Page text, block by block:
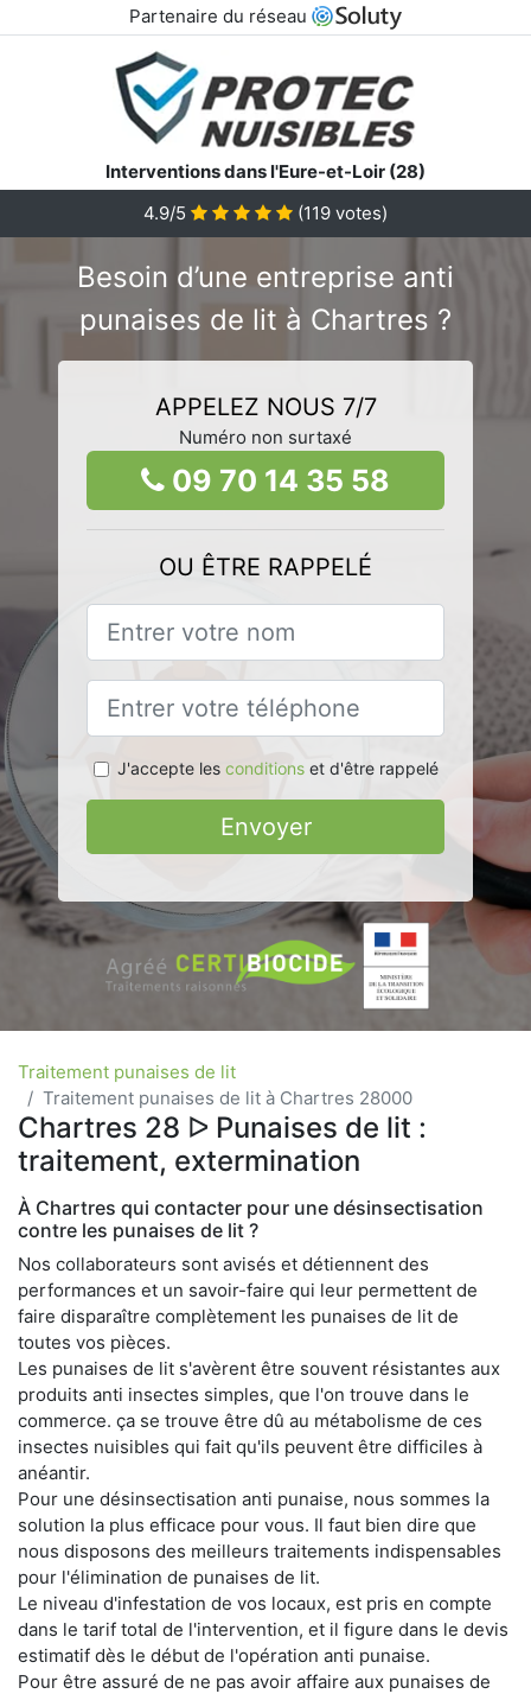
Partenaire du réseau
Interventions dans l'Eure-et-Loir (28)
4.9/5
(119 votes)
Besoin d’une entreprise anti
punaises de lit à Chartres ?
APPELEZ NOUS 7/7
Numéro non surtaxé
09 70 14 35 58
OU ÊTRE RAPPELÉ
J'accepte les conditionset d'être rappelé
Envoyer
Traitement punaises de lit
Traitement punaises de lit à Chartres 28000
Chartres 28 ᐅ Punaises de lit :
traitement, extermination
À Chartres qui contacter pour une désinsectisation
contre les punaises de lit ?
Nos collaborateurs sont avisés et détiennent des
performances et un savoir-faire qui leur permettent de
faire disparaître complètement les punaises de lit de
toutes vos pièces.
Les punaises de lit s'avèrent être souvent résistantes aux
produits anti insectes simples, que l'on trouve dans le
commerce. ça se trouve être dû au métabolisme de ces
insectes nuisibles qui fait qu'ils peuvent être difficiles à
anéantir.
Pour une désinsectisation anti punaise, nous sommes la
solution la plus efficace pour vous. Il faut bien dire que
nous disposons des meilleurs traitements indispensables
pour l'élimination de punaises de lit.
Le niveau d'infestation de vos locaux, est pris en compte
dans le tarif total de l'intervention, et il figure dans le devis
estimatif dès le début de l'opération anti punaise.
Pour être assuré de ne pas avoir affaire aux punaises de